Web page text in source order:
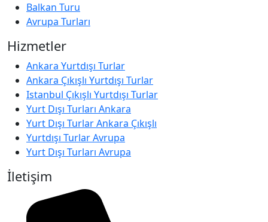
Balkan Turu
Avrupa Turları
Hizmetler
Ankara Yurtdışı Turlar
Ankara Çıkışlı Yurtdışı Turlar
Istanbul Çıkışlı Yurtdışı Turlar
Yurt Dışı Turları Ankara
Yurt Dışı Turlar Ankara Çıkışlı
Yurtdışı Turlar Avrupa
Yurt Dışı Turları Avrupa
İletişim